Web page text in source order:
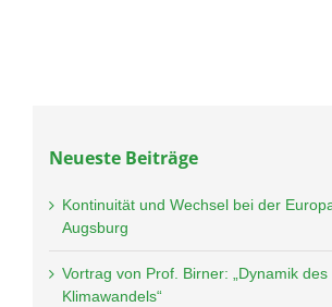
Neueste Beiträge
Kontinuität und Wechsel bei der
Augsburg
Vortrag von Prof. Birner: „Dynamik des
Klimawandels“